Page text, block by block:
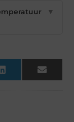
▼
LinkedIn Email